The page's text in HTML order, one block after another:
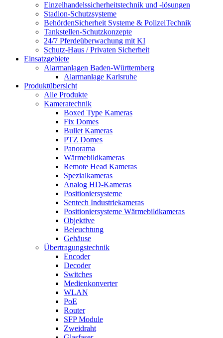
Einzelhandelssicherheitstechnik und -lösungen
Stadion-Schutzsysteme
BehördenSicherheit Systeme & PolizeiTechnik
Tankstellen-Schutzkonzepte​
24/7 Pferdeüberwachung mit KI
Schutz-Haus / Privaten Sicherheit
Einsatzgebiete
Alarmanlagen Baden-Württemberg
Alarmanlage Karlsruhe
Produktübersicht
Alle Produkte
Kameratechnik
Boxed Type Kameras
Fix Domes
Bullet Kameras
PTZ Domes
Panorama
Wärmebildkameras
Remote Head Kameras
Spezialkameras
Analog HD-Kameras
Positioniersysteme
Sentech Industriekameras
Positioniersysteme Wärmebildkameras
Objektive
Beleuchtung
Gehäuse
Übertragungstechnik
Encoder
Decoder
Switches
Medienkonverter
WLAN
PoE
Router
SFP Module
Zweidraht